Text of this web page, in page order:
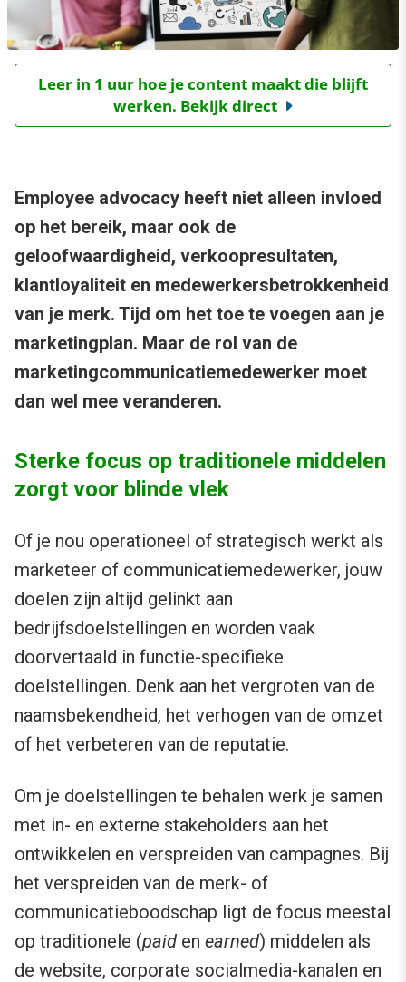
Leer in 1 uur hoe je content maakt die blijft
werken. Bekijk direct
Employee advocacy heeft niet alleen invloed
op het bereik, maar ook de
geloofwaardigheid, verkoopresultaten,
klantloyaliteit en medewerkersbetrokkenheid
van je merk. Tijd om het toe te voegen aan je
marketingplan. Maar de rol van de
marketingcommunicatiemedewerker moet
dan wel mee veranderen.
Sterke focus op traditionele middelen
zorgt voor blinde vlek
Of je nou operationeel of strategisch werkt als
marketeer of communicatiemedewerker, jouw
doelen zijn altijd gelinkt aan
bedrijfsdoelstellingen en worden vaak
doorvertaald in functie-specifieke
doelstellingen. Denk aan het vergroten van de
naamsbekendheid, het verhogen van de omzet
of het verbeteren van de reputatie.
Om je doelstellingen te behalen werk je samen
met in- en externe stakeholders aan het
ontwikkelen en verspreiden van campagnes. Bij
het verspreiden van de merk- of
communicatieboodschap ligt de focus meestal
op traditionele (paid en earned) middelen als
de website, corporate socialmedia-kanalen en